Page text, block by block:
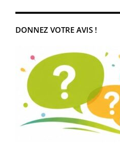
DONNEZ VOTRE AVIS !